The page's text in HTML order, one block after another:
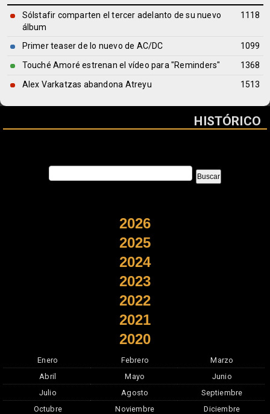
Sólstafir comparten el tercer adelanto de su nuevo
álbum
1118
Primer teaser de lo nuevo de AC/DC
1099
Touché Amoré estrenan el vídeo para "Reminders"
1368
Alex Varkatzas abandona Atreyu
1513
HISTÓRICO
2026
2025
2024
2023
2022
2021
2020
Enero Febrero
Marzo
Abril
Mayo
Junio
Julio
Agosto
Septiembre
Octubre
Noviembre Diciembre